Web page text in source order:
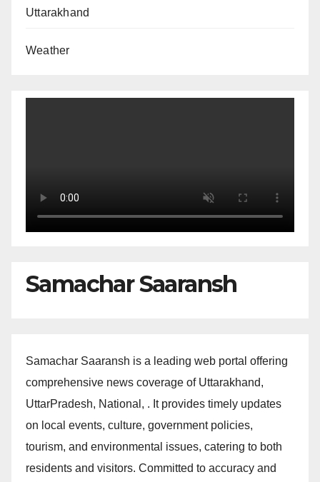
Uttarakhand
Weather
Samachar Saaransh
Samachar Saaransh is a leading web portal offering
comprehensive news coverage of Uttarakhand,
UttarPradesh, National, . It provides timely updates
on local events, culture, government policies,
tourism, and environmental issues, catering to both
residents and visitors. Committed to accuracy and